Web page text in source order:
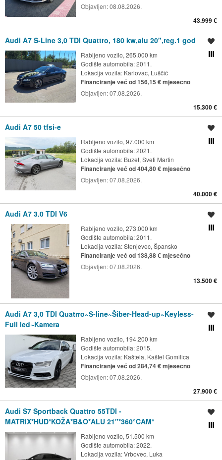
Objavljen:08.08.2026.
43.999 €
Audi A7 S-Line 3,0 TDI Quattro, 180 kw,alu 20",reg.1 god
Rabljeno vozilo, 265.000 km
Godište automobila: 2011.
Lokacija vozila: Karlovac, Luščić
Financiranje već od 156,15 € mjesečno
Objavljen:07.08.2026.
15.300 €
Audi A7 50 tfsi-e
Rabljeno vozilo, 97.000 km
Godište automobila: 2021.
Lokacija vozila: Buzet, Sveti Martin
Financiranje već od 404,80 € mjesečno
Objavljen:07.08.2026.
40.000 €
Audi A7 3.0 TDI V6
Rabljeno vozilo, 273.000 km
Godište automobila: 2011.
Lokacija vozila:Stenjevec, Špansko
Financiranje već od 138,88 € mjesečno
Objavljen:07.08.2026.
13.500 €
Audi A7 3,0 TDI Quatrro~S-line~Šiber-Head-up~Keyless-
Full led~Kamera
Rabljeno vozilo, 194.200 km
Godište automobila: 2015.
Lokacija vozila: Kaštela, Kaštel Gomilica
Financiranje već od 284,74 € mjesečno
Objavljen:07.08.2026.
27.900 €
Audi S7 Sportback Quattro 55TDI -
MATRIX*HUD*KOŽA*B&O*ALU 21"*360°CAM*
Rabljeno vozilo, 51.500 km
Godište automobila: 2022.
Lokacija vozila:Vrbovec, Luka